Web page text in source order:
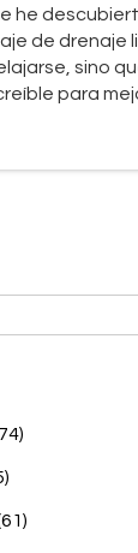
he
de drenaje
sino
para
cómo estos
puede
aventura de